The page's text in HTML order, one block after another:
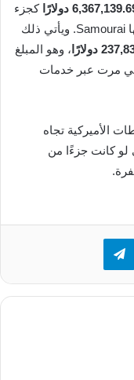
دولارًا
كجزء
من المصادرة، وهي تمثل الرسوم التي جنتها Samourai. ويأتي ذلك
دولارًا
، وهو المبلغ
مرت عبر خدمات
الأميركية تجاه
لو كانت جزءًا من
تيلقرام